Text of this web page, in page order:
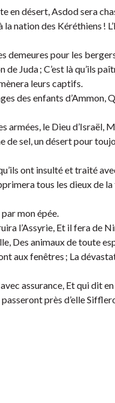
en désert, Asdod sera
nation des Kéréthiens !
demeures pour les
Juda ; C’est là qu’ils
leurs captifs.
des enfants d’Ammon,
armées, le Dieu
sel, un désert pour
ont insulté et traité
tous les dieux de
mon épée.
l’Assyrie, Et il fera de
Des animaux de toute
aux fenêtres ; La
assurance, Et qui dit
près d’elle